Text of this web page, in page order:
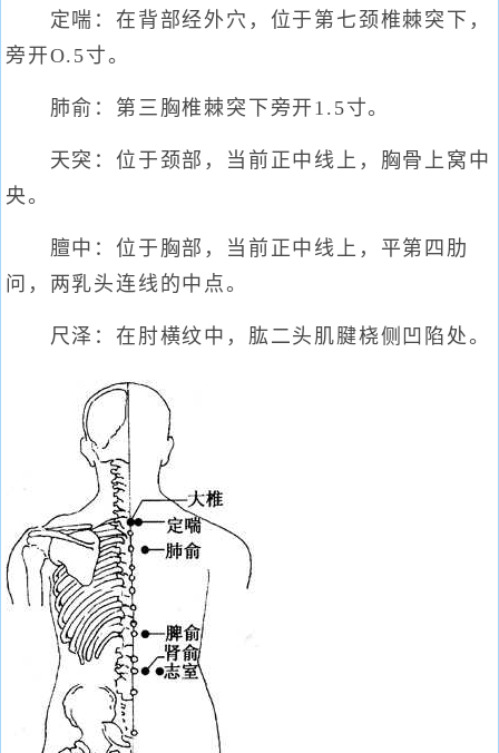
定喘：在背部经外穴，位于第七颈椎棘突下，
旁开O.5寸。
肺俞：第三胸椎棘突下旁开1.5寸。
天突：位于颈部，当前正中线上，胸骨上窝中
央。
膻中：位于胸部，当前正中线上，平第四肋
问，两乳头连线的中点。
尺泽：在肘横纹中，肱二头肌腱桡侧凹陷处。